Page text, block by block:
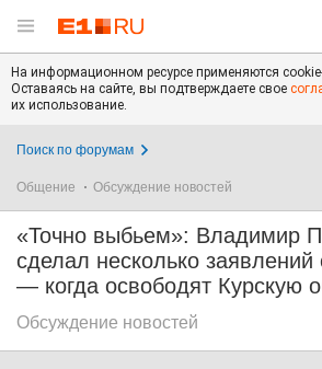
На информационном ресурсе применяются
Оставаясь на сайте, вы подтверждаете свое
их использование.
Поиск по форумам
Общение Обсуждение новостей
«Точно выбьем»: Владимир
сделал несколько
— когда освободят Курскую
Обсуждение новостей